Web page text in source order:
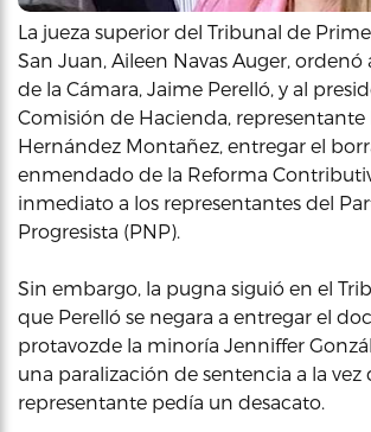
La jueza superior del Tribunal de
San Juan, Aileen Navas Auger,
de la Cámara, Jaime Perelló, y al
Comisión de Hacienda, representante
Hernández Montañez, entregar el
enmendado de la Reforma
inmediato a los representantes del
Progresista (PNP).
Sin embargo, la pugna siguió en el
que Perelló se negara a entregar el
protavozde la minoría Jenniffer
una paralización de sentencia a la vez
representante pedía un desacato.